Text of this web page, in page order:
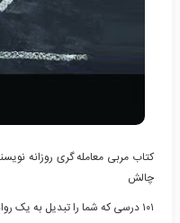
کتاب مربی معامله گری روزانه
چالش
۱۰۱ درسی که شما را تبدیل به یک روانشناس معامله‌گری می کند